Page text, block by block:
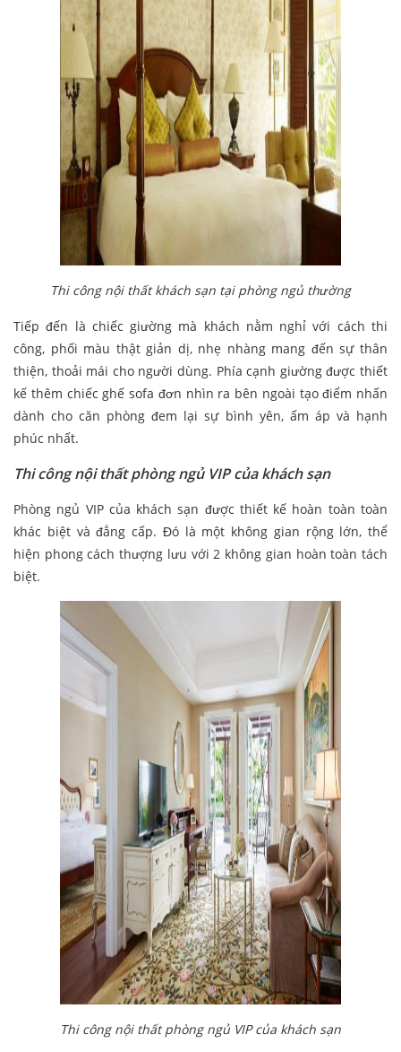
Thi công nội thất khách sạn tại phòng ngủ thường
Tiếp đến là chiếc giường mà khách nằm nghỉ với cách thi
công, phối màu thật giản dị, nhẹ nhàng mang đến sự thân
thiện, thoải mái cho người dùng. Phía cạnh giường được thiết
kế thêm chiếc ghế sofa đơn nhìn ra bên ngoài tạo điểm nhấn
dành cho căn phòng đem lại sự bình yên, ấm áp và hạnh
phúc nhất.
Thi công nội thất phòng ngủ VIP của khách sạn
Phòng ngủ VIP của khách sạn được thiết kế hoàn toàn toàn
khác biệt và đẳng cấp. Đó là một không gian rộng lớn, thể
hiện phong cách thượng lưu với 2 không gian hoàn toàn tách
biệt.
Thi công nội thất phòng ngủ VIP của khách sạn